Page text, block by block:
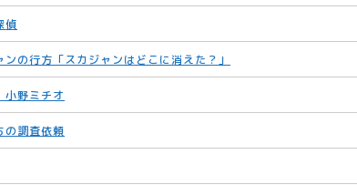
偵
ンの行方「スカジャンはどこに消えた？」
小野ミチオ
の調査依頼